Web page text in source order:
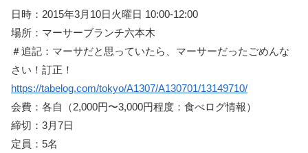
日時：2015年3月10日火曜日 10:00-12:00
場所：マーサーブランチ六本木
＃追記：マーサだと思っていたら、マーサーだったごめんな
さい！訂正！
https://tabelog.com/tokyo/A1307/A130701/13149710/
会費：各自（2,000円〜3,000円程度：食べログ情報）
締切：3月7日
定員：5名